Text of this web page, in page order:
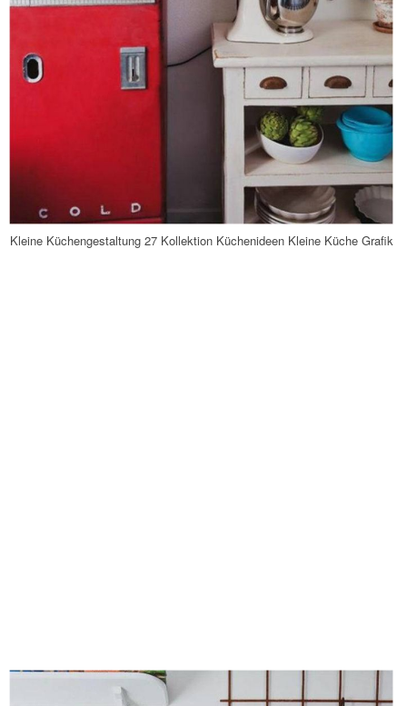
Kleine Küchengestaltung 27 Kollektion Küchenideen Kleine Küche Grafik